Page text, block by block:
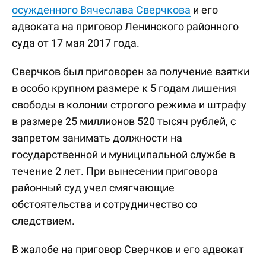
осужденного Вячеслава Сверчкова и его
адвоката на приговор Ленинского районного
суда от 17 мая 2017 года.
Сверчков был приговорен за получение взятки
в особо крупном размере к 5 годам лишения
свободы в колонии строгого режима и штрафу
в размере 25 миллионов 520 тысяч рублей, с
запретом занимать должности на
государственной и муниципальной службе в
течение 2 лет. При вынесении приговора
районный суд учел смягчающие
обстоятельства и сотрудничество со
следствием.
В жалобе на приговор Сверчков и его адвокат